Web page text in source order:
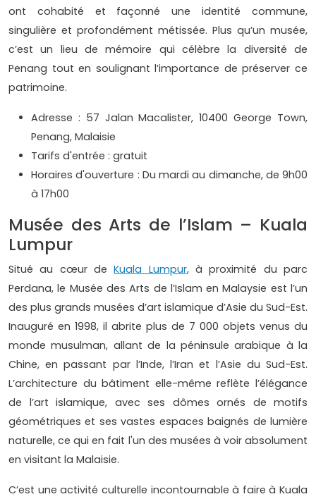
ont cohabité et façonné une identité commune,
singulière et profondément métissée. Plus qu’un musée,
c’est un lieu de mémoire qui célèbre la diversité de
Penang tout en soulignant l’importance de préserver ce
patrimoine.
Adresse : 57 Jalan Macalister, 10400 George Town,
Penang, Malaisie
Tarifs d'entrée : gratuit
Horaires d'ouverture : Du mardi au dimanche, de 9h00
à 17h00
Musée des Arts de l’Islam – Kuala
Lumpur
Situé au cœur deKuala Lumpur, à proximité du parc
Perdana, le Musée des Arts de l’Islam en Malaysie est l’un
des plus grands musées d’art islamique d’Asie du Sud-Est.
Inauguré en 1998, il abrite plus de 7 000 objets venus du
monde musulman, allant de la péninsule arabique à la
Chine, en passant par l’Inde, l’Iran et l’Asie du Sud-Est.
L’architecture du bâtiment elle-même reflète l’élégance
de l’art islamique, avec ses dômes ornés de motifs
géométriques et ses vastes espaces baignés de lumière
naturelle, ce qui en fait l'un des musées à voir absolument
en visitant la Malaisie.
C’est une activité culturelle incontournable à faire à Kuala